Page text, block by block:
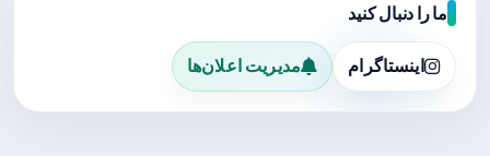
ما را دنبال کنید
اینستاگرام مدیریت اعلان‌ها